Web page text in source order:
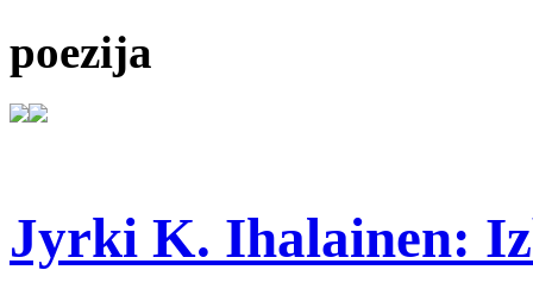
poezija
Jyrki K. Ihalainen: